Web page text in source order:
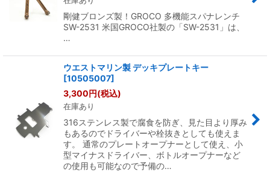
剛健ブロンズ製！GROCO 多機能スパナレンチ
SW-2531 米国GROCO社製の「SW-2531」は、
…
ウエストマリン製 デッキプレートキー
[10505007]
3,300円(税込)
在庫あり
316ステンレス製で腐食を防ぎ、見た目より厚み
もあるのでドライバーや栓抜きとしても使えま
す。 通常のプレートオープナーとして使え、小
型マイナスドライバー、ボトルオープナーなど
の使用も可能なので予備の…